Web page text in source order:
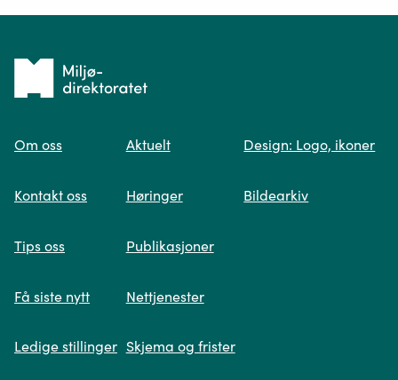
søk og viser deg vår mest relevante
Tilbake
forsiden
Om oss
Kontakt oss
Tips oss
Få siste nytt
Ledige stillinger
Aktuelt
Høringer
Publikasjoner
Nettjenester
Skjema og frister
Design: Logo, ikoner
Bildearkiv